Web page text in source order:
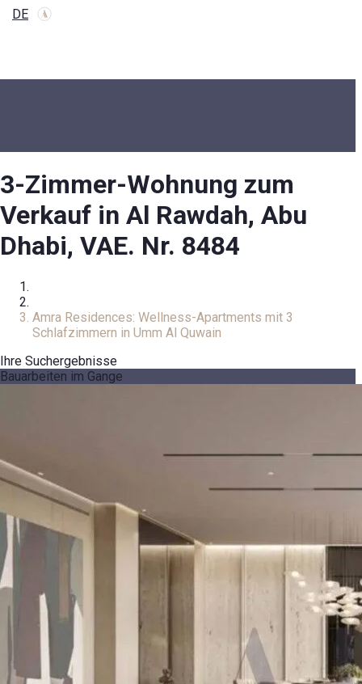
DE
3-Zimmer-Wohnung zum
Verkauf in Al Rawdah, Abu
Dhabi, VAE. Nr. 8484
Amra Residences: Wellness-Apartments mit 3
Schlafzimmern in Umm Al Quwain
Ihre Suchergebnisse
Bauarbeiten im Gange